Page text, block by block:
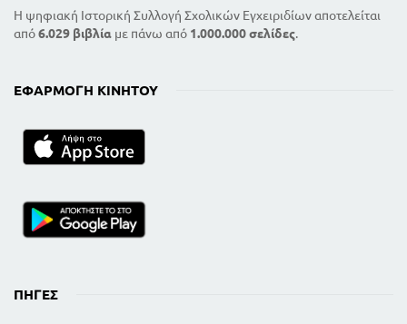
Η ψηφιακή Ιστορική Συλλογή Σχολικών Εγχειριδίων αποτελείται
από6.029 βιβλία με πάνω από 1.000.000 σελίδες.
ΕΦΑΡΜΟΓΉ ΚΙΝΗΤΟΎ
ΠΗΓΈΣ